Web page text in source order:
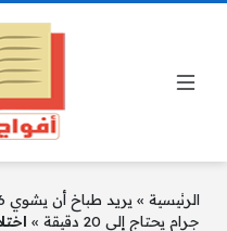
الرئيسية »
جرام يحتاج إلى 20 دقيقة
»